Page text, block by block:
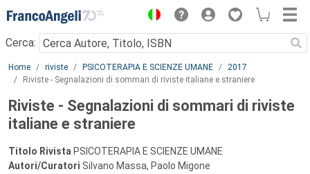
Menu
Cerca:
Main content
Home riviste PSICOTERAPIA E SCIENZE UMANE
2017
Riviste - Segnalazioni di sommari di riviste italiane e straniere
Riviste - Segnalazioni di sommari di riviste
italiane e straniere
Titolo Rivista PSICOTERAPIA E SCIENZE UMANE
Autori/Curatori Silvano Massa, Paolo Migone